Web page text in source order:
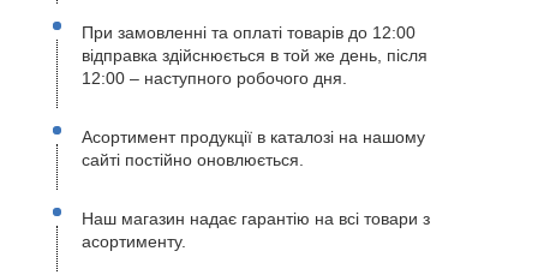
При замовленні та оплаті товарів до 12:00
відправка здійснюється в той же день, після
12:00 – наступного робочого дня.
Асортимент продукції в каталозі на нашому
сайті постійно оновлюється.
Наш магазин надає гарантію на всі товари з
асортименту.